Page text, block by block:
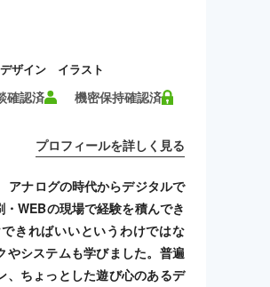
ザイン イラスト
確認済 機密保持確認済
プロフィールを詳しく見る
アナログの時代からデジタルで
WEBの現場で経験を積んでき
きればいいというわけではな
やシステムも学びました。普遍
、ちょっとした遊び心のあるデ